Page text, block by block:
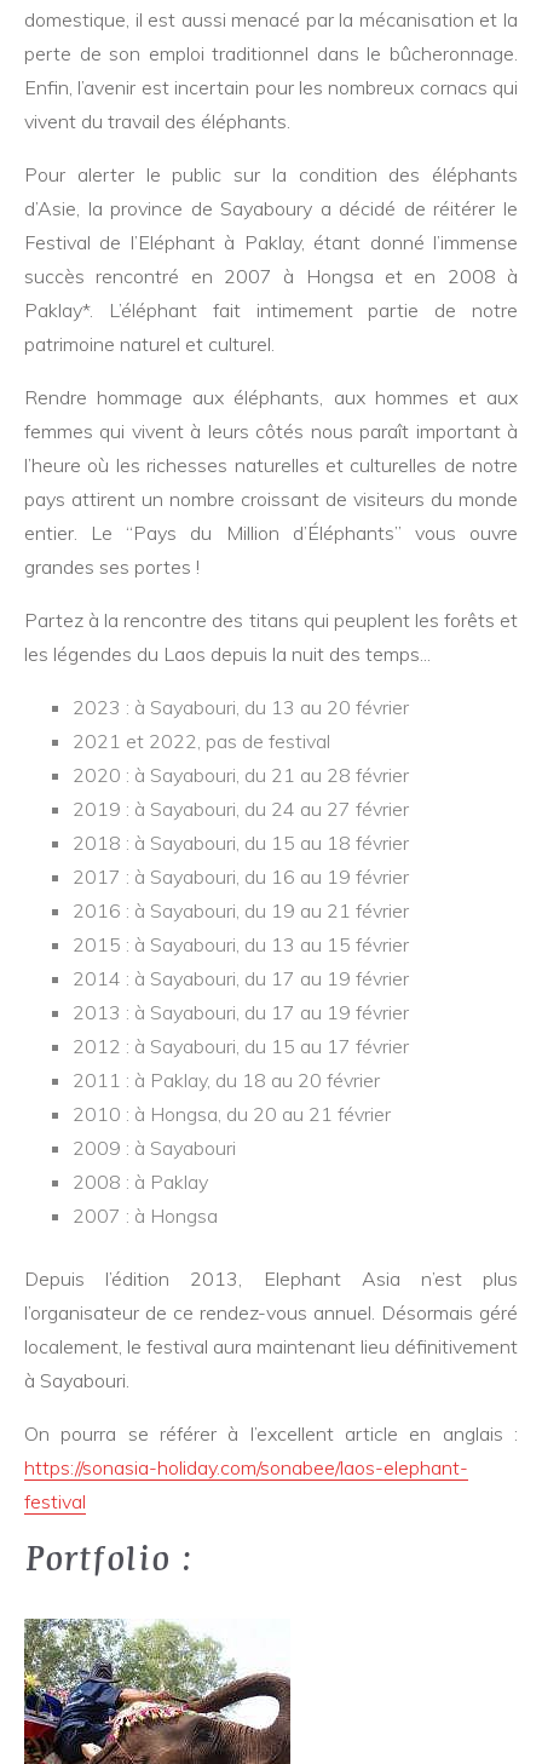
domestique, il est aussi menacé par la mécanisation et la
perte de son emploi traditionnel dans le bûcheronnage.
Enfin, l’avenir est incertain pour les nombreux cornacs qui
vivent du travail des éléphants.
Pour alerter le public sur la condition des éléphants
d’Asie, la province de Sayaboury a décidé de réitérer le
Festival de l’Eléphant à Paklay, étant donné l’immense
succès rencontré en 2007 à Hongsa et en 2008 à
Paklay*. L’éléphant fait intimement partie de notre
patrimoine naturel et culturel.
Rendre hommage aux éléphants, aux hommes et aux
femmes qui vivent à leurs côtés nous paraît important à
l’heure où les richesses naturelles et culturelles de notre
pays attirent un nombre croissant de visiteurs du monde
entier. Le “Pays du Million d’Éléphants” vous ouvre
grandes ses portes !
Partez à la rencontre des titans qui peuplent les forêts et
les légendes du Laos depuis la nuit des temps...
2023 : à Sayabouri, du 13 au 20 février
2021 et 2022, pas de festival
2020 : à Sayabouri, du 21 au 28 février
2019 : à Sayabouri, du 24 au 27 février
2018 : à Sayabouri, du 15 au 18 février
2017 : à Sayabouri, du 16 au 19 février
2016 : à Sayabouri, du 19 au 21 février
2015 : à Sayabouri, du 13 au 15 février
2014 : à Sayabouri, du 17 au 19 février
2013 : à Sayabouri, du 17 au 19 février
2012 : à Sayabouri, du 15 au 17 février
2011 : à Paklay, du 18 au 20 février
2010 : à Hongsa, du 20 au 21 février
2009 : à Sayabouri
2008 : à Paklay
2007 : à Hongsa
Depuis l’édition 2013, Elephant Asia n’est plus
l’organisateur de ce rendez-vous annuel. Désormais géré
localement, le festival aura maintenant lieu définitivement
à Sayabouri.
On pourra se référer à l’excellent article en anglais :
https://sonasia-holiday.com/sonabee/laos-elephant-
festival
Portfolio :